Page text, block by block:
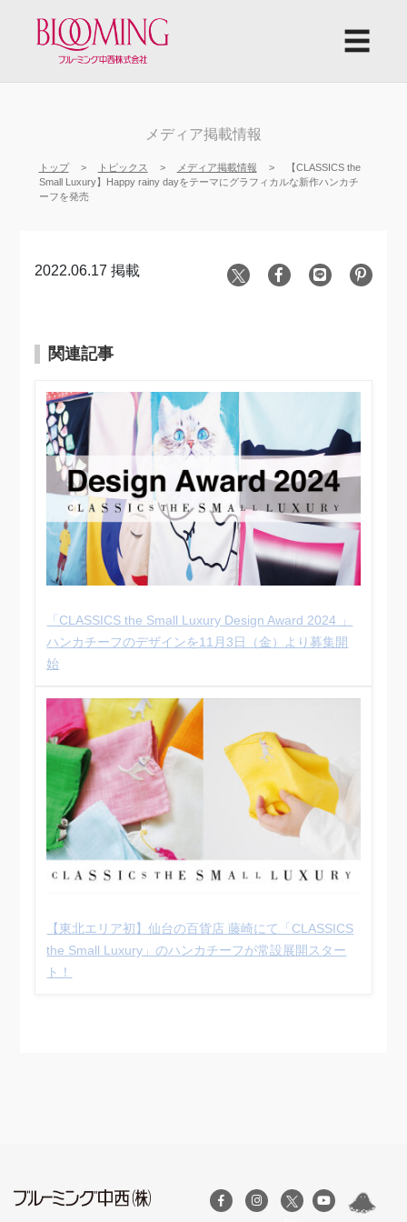
☰
メディア掲載情報
トップ トピックス メディア掲載情報
【CLASSICS the
Small Luxury】Happy rainy dayをテーマにグラフィカルな新作ハンカチ
ーフを発売
2022.06.17 掲載
関連記事
「CLASSICS the Small Luxury Design Award 2024 」
ハンカチーフのデザインを11⽉3⽇（金）より募集開
始
【東北エリア初】仙台の百貨店 藤崎にて「CLASSICS
the Small Luxury」のハンカチーフが常設展開スター
ト！